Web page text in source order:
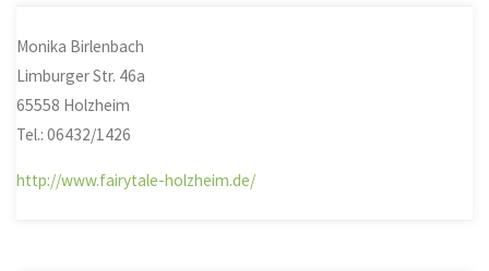
Monika Birlenbach
Limburger Str. 46a
65558 Holzheim
Tel.: 06432/1426
http://www.fairytale-holzheim.de/